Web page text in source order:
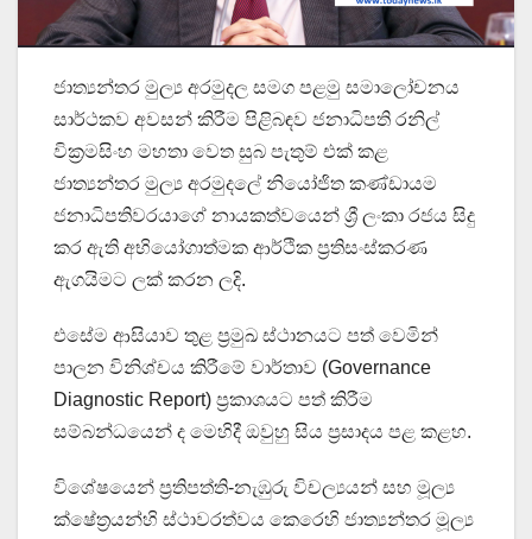
ජාත්‍යන්තර මුල්‍ය අරමුදල සමග පළමු සමාලෝචනය
සාර්ථකව අවසන් කිරීම පිළිබඳව ජනාධිපති රනිල්
වික්‍රමසිංහ මහතා වෙත සුබ පැතුම් එක් කළ
ජාත්‍යන්තර මුල්‍ය අරමුදලේ නියෝජිත කණ්ඩායම
ජනාධිපතිවරයාගේ නායකත්වයෙන් ශ්‍රී ලංකා රජය සිදු
කර ඇති අභියෝගාත්මක ආර්ථික ප්‍රතිසංස්කරණ
ඇගයිමට ලක් කරන ලදි.
එසේම ආසියාව තුළ ප්‍රමුඛ ස්ථානයට පත් වෙමින්
පාලන විනිශ්චය කිරීමේ වාර්තාව (Governance
Diagnostic Report) ප්‍රකාශයට පත් කිරීම
සම්බන්ධයෙන් ද මෙහිදී ඔවුහු සිය ප්‍රසාදය පළ කළහ.
විශේෂයෙන් ප්‍රතිපත්ති-නැඹුරු විචල්‍යයන් සහ මූල්‍ය
ක්ෂේත්‍රයන්හි ස්ථාවරත්වය කෙරෙහි ජාත්‍යන්තර මූල්‍ය